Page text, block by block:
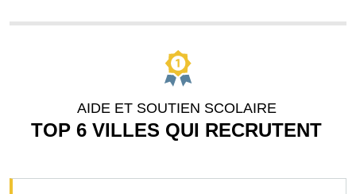
AIDE ET SOUTIEN SCOLAIRE
TOP 6 VILLES QUI RECRUTENT